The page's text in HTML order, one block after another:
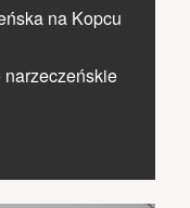
na Kopcu